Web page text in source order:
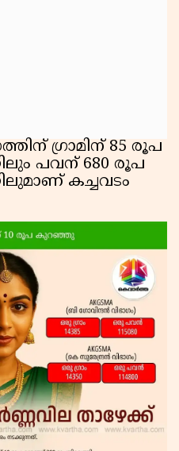
ഗ്രാമിന് 85 രൂപ
പവന് 680 രൂപ
കച്ചവടം